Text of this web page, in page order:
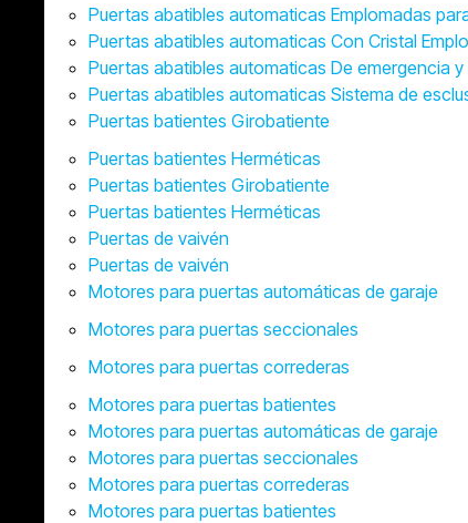
Puertas abatibles automaticas Emplomadas
Puertas abatibles automaticas Con Cristal
Puertas abatibles automaticas De emergencia
Puertas abatibles automaticas Sistema de
Puertas batientes Girobatiente
Puertas batientes Herméticas
Puertas batientes Girobatiente
Puertas batientes Herméticas
Puertas de vaivén
Puertas de vaivén
Motores para puertas automáticas de garaje
Motores para puertas seccionales
Motores para puertas correderas
Motores para puertas batientes
Motores para puertas automáticas de garaje
Motores para puertas seccionales
Motores para puertas correderas
Motores para puertas batientes